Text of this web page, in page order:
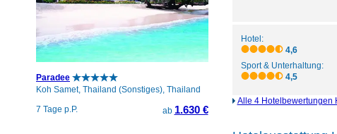
Hotel:
4,6
Sport & Unterhaltung:
4,5
Alle 4 Hotelbewertungen
Paradee
Koh Samet, Thailand (Sonstiges), Thailand
7 Tage p.P.
ab 1.630 €